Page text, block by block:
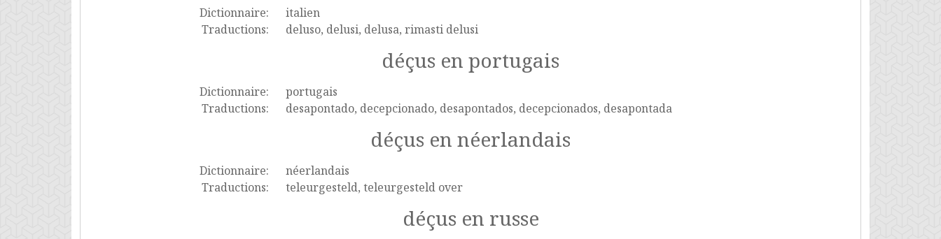
Dictionnaire:
italien
Traductions:
deluso, delusi, delusa, rimasti delusi
déçus en portugais
Dictionnaire:
portugais
Traductions:
desapontado, decepcionado, desapontados, decepcionados, desapontada
déçus en néerlandais
Dictionnaire:
néerlandais
Traductions:
teleurgesteld, teleurgesteld over
déçus en russe